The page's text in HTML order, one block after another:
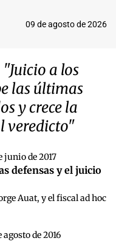
09 de agosto de 2026
"Juicio a los
las últimas
y crece la
veredicto"
junio de 2017
defensas y el juicio
Auat, y el fiscal ad hoc
agosto de 2016